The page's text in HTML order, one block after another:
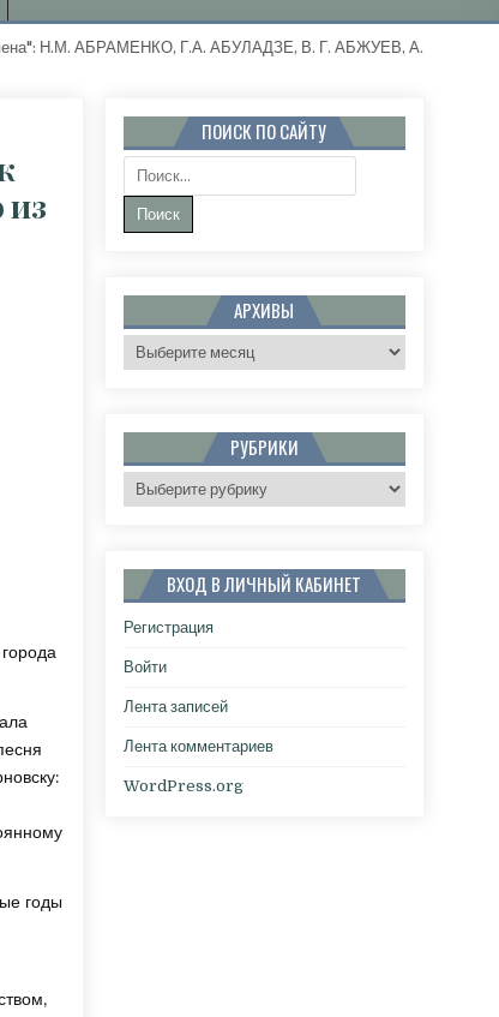
имена": Н.М. АБРАМЕНКО, Г.А. АБУЛАДЗЕ, В. Г.
из
годы
ПОИСК ПО САЙТУ
Поиск:
АРХИВЫ
Архивы
РУБРИКИ
Рубрики
ВХОД В ЛИЧНЫЙ КАБИНЕТ
Регистрация
Войти
Лента записей
Лента комментариев
WordPress.org